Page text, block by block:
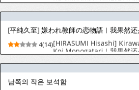
4(14)[HIRASUMI Hisashi]
Koi Monogatari︱我果然还
[Chinese][1-6][完]
남쪽의 작은 보석함
3(16)